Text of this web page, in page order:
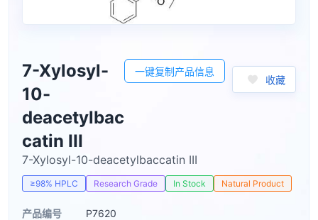
7-Xylosyl-
10-
deacetylbac
catin III
一键复制产品信息
收藏
7-Xylosyl-10-deacetylbaccatin III
≥98% HPLC Research Grade In Stock Natural Product
产品编号 P7620